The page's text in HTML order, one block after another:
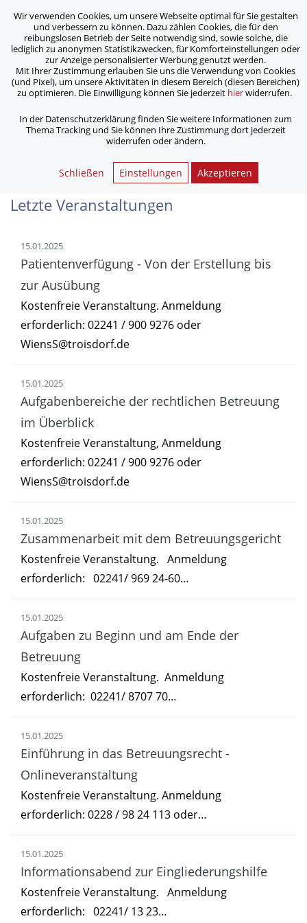
ASB Bonn/Rhein-Sieg/Eifel e.V.
bewegt Menschen
SPZ - Vortrag: Erkennen und
Formen der Demenz
Home / Aktuelles /
SPZ - Vortrag: Erkennen und Formen der Demenz
Letzte Veranstaltungen
15.01.2025
Patientenverfügung - Von der Erstellung bis
zur Ausübung
Kostenfreie Veranstaltung. Anmeldung
erforderlich: 02241 / 900 9276 oder
WiensS@troisdorf.de
15.01.2025
Aufgabenbereiche der rechtlichen Betreuung
im Überblick
Kostenfreie Veranstaltung, Anmeldung
erforderlich: 02241 / 900 9276 oder
WiensS@troisdorf.de
15.01.2025
Zusammenarbeit mit dem Betreuungsgericht
Kostenfreie Veranstaltung. Anmeldung
erforderlich: 02241/ 969 24-60…
15.01.2025
Aufgaben zu Beginn und am Ende der
Betreuung
Kostenfreie Veranstaltung. Anmeldung
erforderlich: 02241/ 8707 70…
15.01.2025
Einführung in das Betreuungsrecht -
Onlineveranstaltung
Kostenfreie Veranstaltung. Anmeldung
erforderlich: 0228 / 98 24 113 oder…
15.01.2025
Informationsabend zur Eingliederungshilfe
Kostenfreie Veranstaltung. Anmeldung
erforderlich: 02241/ 13 23…
Wir verwenden Cookies, um unsere Webseite optimal für Sie gestalten
und verbessern zu können. Dazu zählen Cookies, die für den
reibungslosen Betrieb der Seite notwendig sind, sowie solche, die
lediglich zu anonymen Statistikzwecken, für Komforteinstellungen oder
zur Anzeige personalisierter Werbung genutzt werden.
Mit Ihrer Zustimmung erlauben Sie uns die Verwendung von Cookies
(und Pixel), um unsere Aktivitäten in diesem Bereich (diesen Bereichen)
zu optimieren. Die Einwilligung können Sie jederzeit hierwiderrufen.
In der Datenschutzerklärung finden Sie weitere Informationen zum
Thema Tracking und Sie können Ihre Zustimmung dort jederzeit
widerrufen oder ändern.
Schließen Einstellungen Akzeptieren